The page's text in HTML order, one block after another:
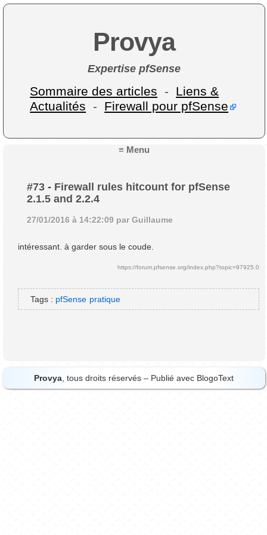
Provya
Expertise pfSense
Sommaire des articles - Liens &
Actualités - Firewall pour pfSense
≡ Menu
#73 - Firewall rules hitcount for pfSense
2.1.5 and 2.2.4
27/01/2016 à 14:22:09 par Guillaume
intéressant. à garder sous le coude.
https://forum.pfsense.org/index.php?topic=97925.0
Tags : pfSense pratique
Provya, tous droits réservés – Publié avec BlogoText